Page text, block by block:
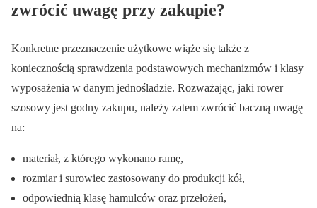
zwrócić uwagę przy zakupie?
Konkretne przeznaczenie użytkowe wiąże się także z
koniecznością sprawdzenia podstawowych mechanizmów i klasy
wyposażenia w danym jednośladzie. Rozważając, jaki rower
szosowy jest godny zakupu, należy zatem zwrócić baczną uwagę
na:
materiał, z którego wykonano ramę,
rozmiar i surowiec zastosowany do produkcji kół,
odpowiednią klasę hamulców oraz przełożeń,